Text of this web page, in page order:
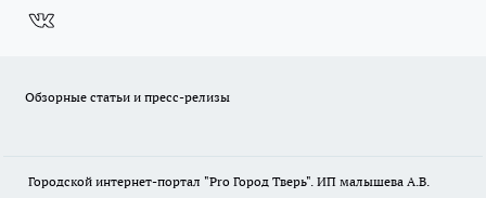
Обзорные статьи и пресс-релизы
Городской интернет-портал "Pro Город Тверь". ИП малышева А.В.